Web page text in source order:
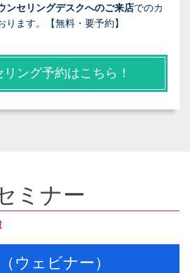
ンセリングデスクへのご来店でのカ
ます。【無料・要予約】
リング予約はこちら！
ミナー
ウェビナー）